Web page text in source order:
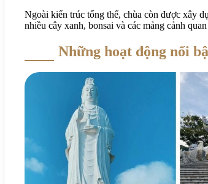
Ngoài kiến trúc tổng thể, chùa còn được xây
nhiều cây xanh, bonsai và các mảng cảnh
Những hoạt động nổi